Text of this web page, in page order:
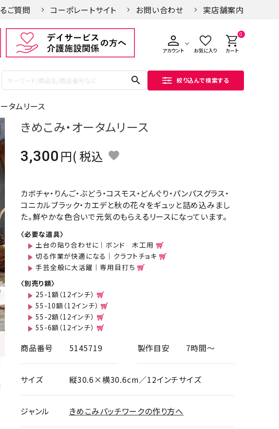
ご質問 コーポレートサイト お問い合わせ 実店舗案内
アカウント お気に入り
0
カート
search 絞り込んで検索する
タムリース
きめこみ・オータムリース
3,300
税込
カボチャ・りんご・ぶどう・コスモス・どんぐり・パンパスグラス・
コニカルブラック・カエデと秋の花々をギュッと詰め込みまし
た。鮮やかな色合いで元気のもらえるリースになっています。
〈必要な道具〉
土台の貼り合わせに｜ボンド 木工用
切る作業が快適になる｜クラフトチョキ
手芸全般に大活躍｜専用目打ち
〈別売り額〉
25-1額（12インチ）
55-10額（12インチ）
55-2額（12インチ）
55-6額（12インチ）
商品番号 5145719 製作目安 7時間～
サイズ 縦30.6×横30.6cm／12インチサイズ
ジャンル きめこみパッチワークの作り方へ